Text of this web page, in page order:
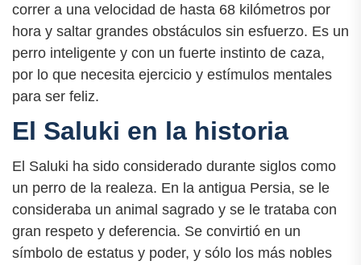
correr a una velocidad de hasta 68 kilómetros por
hora y saltar grandes obstáculos sin esfuerzo. Es un
perro inteligente y con un fuerte instinto de caza,
por lo que necesita ejercicio y estímulos mentales
para ser feliz.
El Saluki en la historia
El Saluki ha sido considerado durante siglos como
un perro de la realeza. En la antigua Persia, se le
consideraba un animal sagrado y se le trataba con
gran respeto y deferencia. Se convirtió en un
símbolo de estatus y poder, y sólo los más nobles